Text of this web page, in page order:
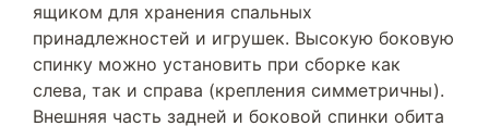
ящиком для хранения спальных
принадлежностей и игрушек. Высокую боковую
спинку можно установить при сборке как
слева, так и справа (крепления симметричны).
Внешняя часть задней и боковой спинки обита